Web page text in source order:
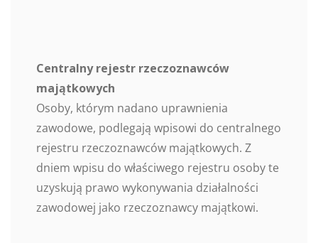
Centralny rejestr rzeczoznawców
majątkowych
Osoby, którym nadano uprawnienia
zawodowe, podlegają wpisowi do centralnego
rejestru rzeczoznawców majątkowych. Z
dniem wpisu do właściwego rejestru osoby te
uzyskują prawo wykonywania działalności
zawodowej jako rzeczoznawcy majątkowi.